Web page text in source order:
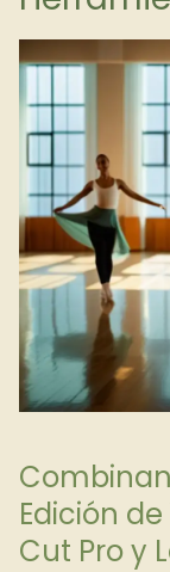
Edición
Cut Pro y